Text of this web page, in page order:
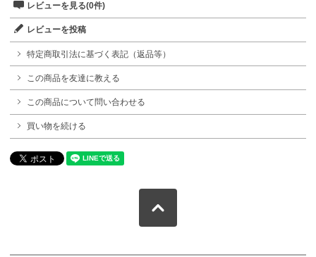
レビューを見る(0件)
レビューを投稿
特定商取引法に基づく表記（返品等）
この商品を友達に教える
この商品について問い合わせる
買い物を続ける